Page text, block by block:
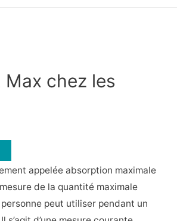
Max chez les
appelée absorption maximale
de la quantité maximale
personne peut utiliser pendant un